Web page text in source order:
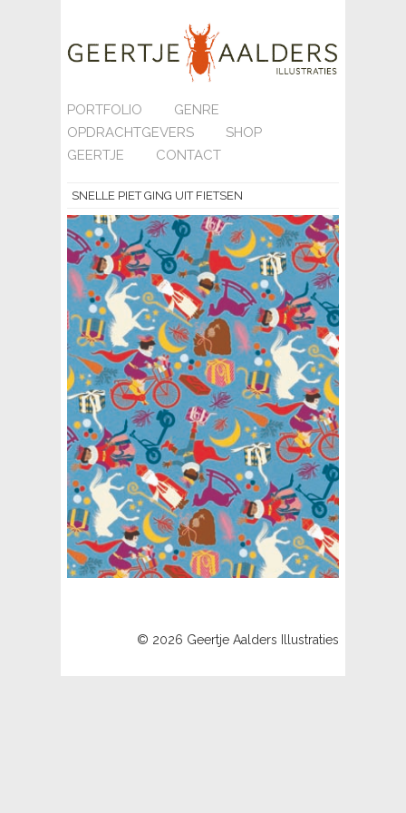
PORTFOLIO
GENRE
OPDRACHTGEVERS
SHOP
GEERTJE
CONTACT
SNELLE PIET GING UIT FIETSEN
© 2026 Geertje Aalders Illustraties